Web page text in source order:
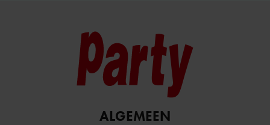
ALGEMEEN